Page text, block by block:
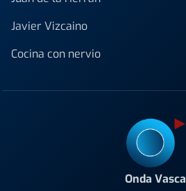
Javier Vizcaino
Cocina con nervio
Onda Vasca